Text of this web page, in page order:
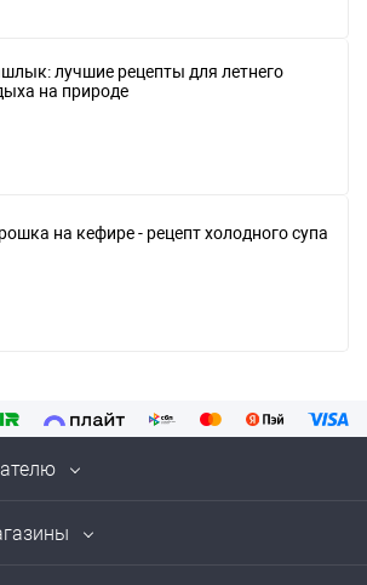
лучшие рецепты для летнего
на природе
на кефире - рецепт холодного супа